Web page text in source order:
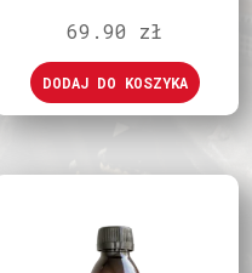
69.90 zł
DODAJ DO KOSZYKA